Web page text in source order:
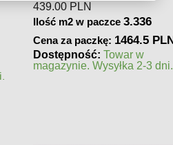
180.00 PLN
Ilość m2 w paczce 1.125
Cena za paczkę: 202.5 PLN
Dostępność: Towar w
magazynie. Wysyłka 2-3 dni.